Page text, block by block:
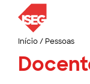
Início/ Pessoas